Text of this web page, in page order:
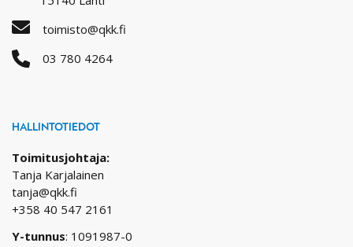
toimisto@qkk.fi
03 780 4264
HALLINTOTIEDOT
Toimitusjohtaja:
Tanja Karjalainen
tanja@qkk.fi
+358 40 547 2161
Y-tunnus: 1091987-0